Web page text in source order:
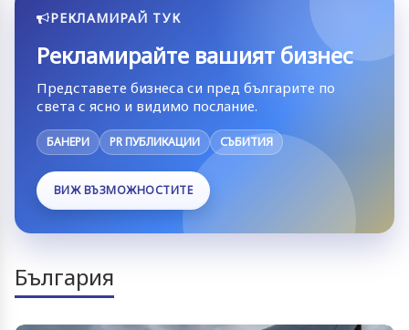
РЕКЛАМИРАЙ ТУК
Рекламирайте вашият бизнес
Представете бизнеса си пред българите по
света с ясно и видимо послание.
БАНЕРИ PR ПУБЛИКАЦИИ СЪБИТИЯ
ВИЖ ВЪЗМОЖНОСТИТЕ
България